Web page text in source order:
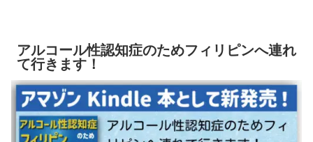
アルコール性認知症のためフィリピンへ連れ
て行きます！